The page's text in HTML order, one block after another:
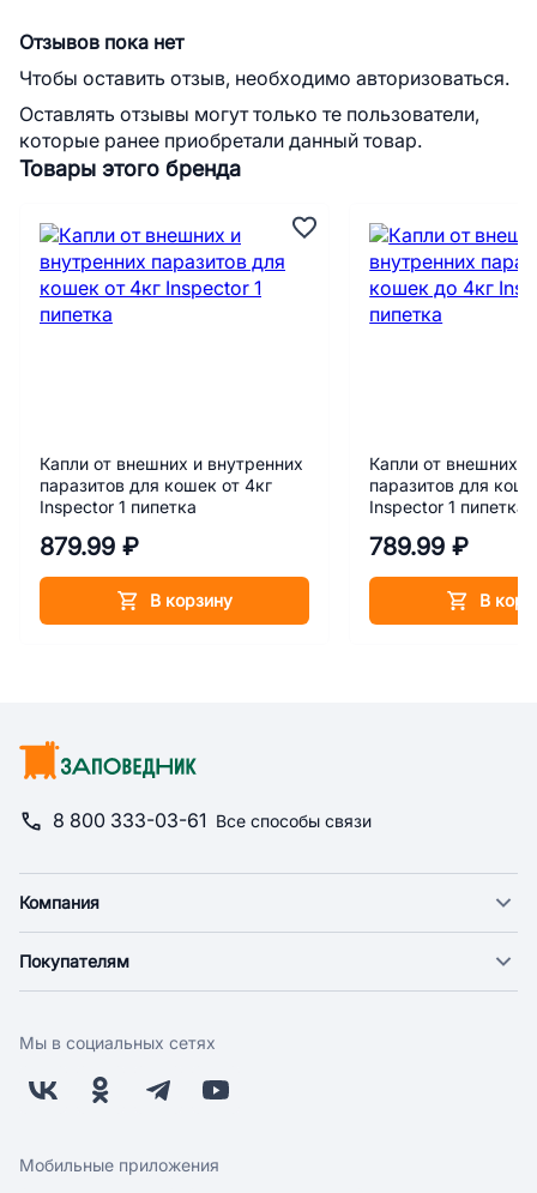
Товары этого бренда
Капли от внешних и внутренних
паразитов для кошек от 4кг
Inspector 1 пипетка
879.99 ₽
В корзину
Капли от внешних и
паразитов для
Inspector 1 пипетка
789.99 ₽
В
Отзывов пока нет
Чтобы оставить отзыв, необходимо авторизоваться.
Оставлять отзывы могут только те пользователи,
которые ранее приобретали данный товар.
8 800 333-03-61 Все способы связи
Компания
Новости
Поставщикам
Заводчикам
Обратная связь
Покупателям
Оплата
Бонусная программа
Скидки и акции
Мы в социальных сетях
Мобильные приложения